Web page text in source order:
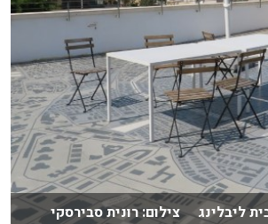
ליבלינג צילום: רונית סבירסקי